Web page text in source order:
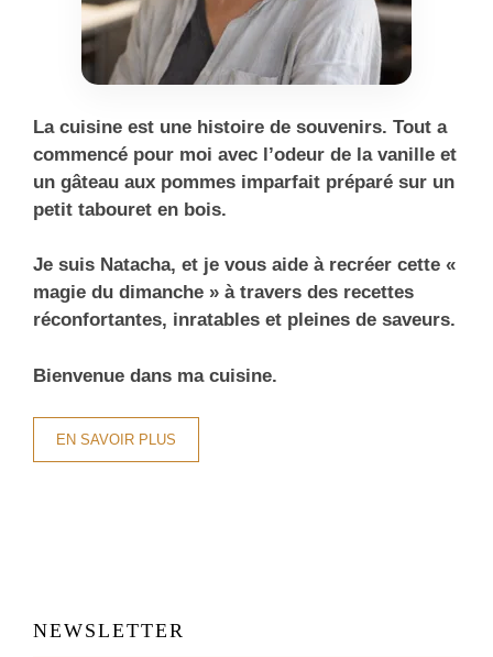
La cuisine est une histoire de souvenirs. Tout a
commencé pour moi avec l’odeur de la vanille et
un gâteau aux pommes imparfait préparé sur un
petit tabouret en bois.
Je suis Natacha, et je vous aide à recréer cette «
magie du dimanche » à travers des recettes
réconfortantes, inratables et pleines de saveurs.
Bienvenue dans ma cuisine.
EN SAVOIR PLUS
NEWSLETTER